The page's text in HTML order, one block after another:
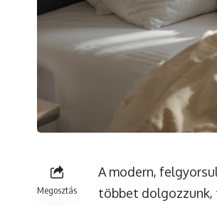
Megosztás
A modern,
többet dolgozzunk,